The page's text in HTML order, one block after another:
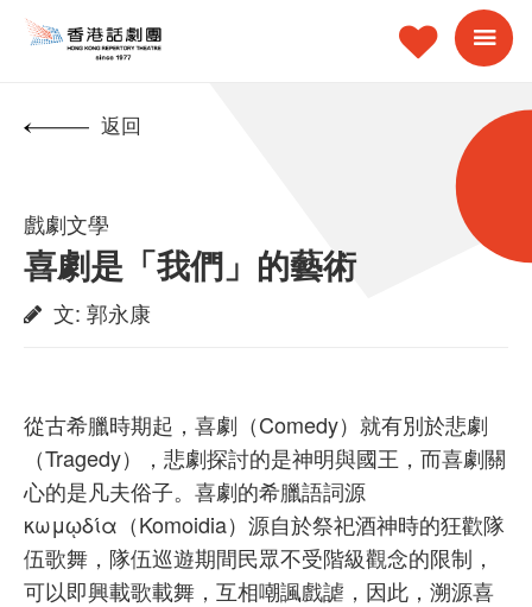
返回
戲劇文學
喜劇是「我們」的藝術
文: 郭永康
從古希臘時期起，喜劇（Comedy）就有別於悲劇
（Tragedy），悲劇探討的是神明與國王，而喜劇關
心的是凡夫俗子。喜劇的希臘語詞源
κωμῳδία（Komoidia）源自於祭祀酒神時的狂歡隊
伍歌舞，隊伍巡遊期間民眾不受階級觀念的限制，
可以即興載歌載舞，互相嘲諷戲謔，因此，溯源喜